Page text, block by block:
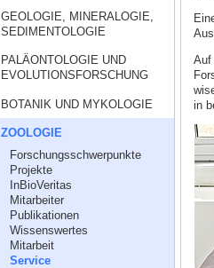
GEOLOGIE, MINERALOGIE,
SEDIMENTOLOGIE
PALÄONTOLOGIE UND
EVOLUTIONSFORSCHUNG
BOTANIK UND MYKOLOGIE
ZOOLOGIE
Forschungsschwerpunkte
Projekte
InBioVeritas
Mitarbeiter
Publikationen
Wissenswertes
Mitarbeit
Service
Auf
in